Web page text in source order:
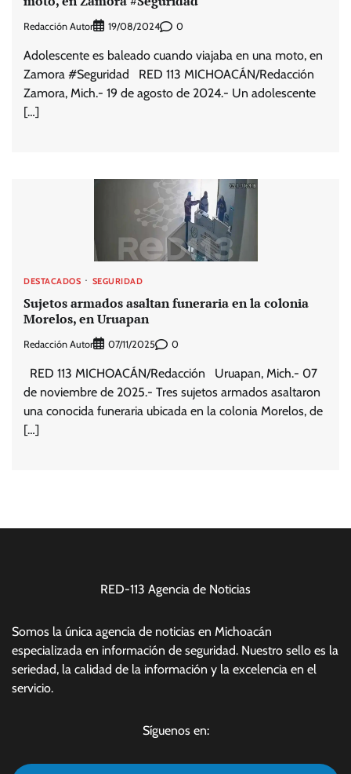
Redacción Autor 19/08/2024 0
Adolescente es baleado cuando viajaba en una moto, en
Zamora #Seguridad RED 113 MICHOACÁN/Redacción
Zamora, Mich.- 19 de agosto de 2024.- Un adolescente
[…]
DESTACADOS SEGURIDAD
Sujetos armados asaltan funeraria en la colonia
Morelos, en Uruapan
Redacción Autor 07/11/2025 0
RED 113 MICHOACÁN/Redacción Uruapan, Mich.- 07
de noviembre de 2025.- Tres sujetos armados asaltaron
una conocida funeraria ubicada en la colonia Morelos, de
[…]
RED-113 Agencia de Noticias
Somos la única agencia de noticias en Michoacán
especializada en información de seguridad. Nuestro sello es la
seriedad, la calidad de la información y la excelencia en el
servicio.
Síguenos en: